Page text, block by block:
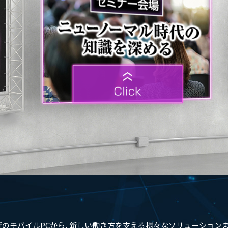
モバイルPCから、 新しい働き方を支える様々なソリューション